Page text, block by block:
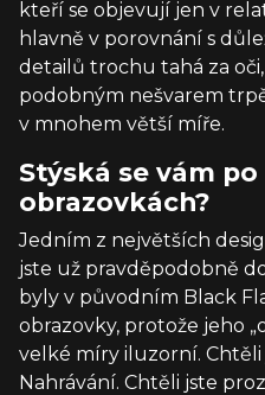
kteří se objevují jen v
hlavně v porovnání s
detailů trochu tahá za
podobným nešvarem
v mnohem větší míře.
Stýská se vám
obrazovkách?
Jedním z největších
jste už pravděpodobně
byly v původním Black
obrazovky, protože jeho
velké míry iluzorní. Chtěli
Nahrávání. Chtěli jste